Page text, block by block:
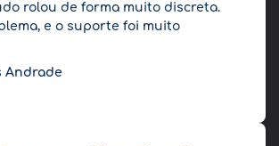
rolou de forma muito discreta.
e o suporte foi muito
Andrade